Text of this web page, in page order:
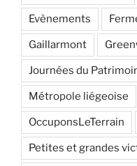
Evènements
Gaillarmont
Journées du
Métropole liégeoise
OccuponsLeTerrain
Petites et grandes